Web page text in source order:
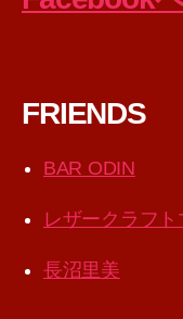
FRIENDS
BAR ODIN
レザークラフ
長沼里美